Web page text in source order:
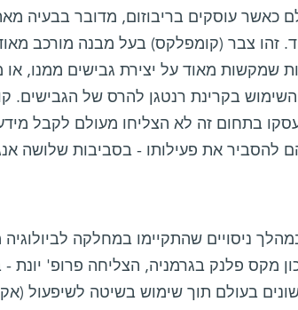
זהו צבר (קומפלקס) בעל מבנה מורכב
שמקשות מאוד על יצירת גבישים ממנו,
השימוש בקרינת רנטגן להרס של הגבישים.
בתחום זה לא הצליחו מעולם לקבל
ניסויים שהתקיימו במחלקה לביולוגיה
בעולם תוך שימוש בשיטה לשיפעול